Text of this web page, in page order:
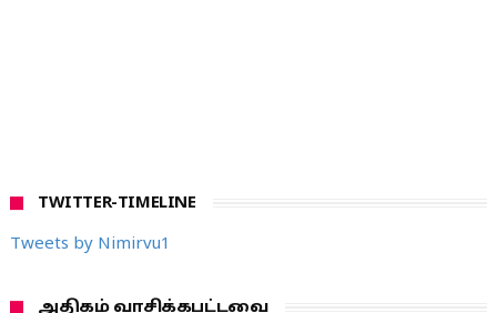
TWITTER-TIMELINE
Tweets by Nimirvu1
அதிகம் வாசிக்கபட்டவை